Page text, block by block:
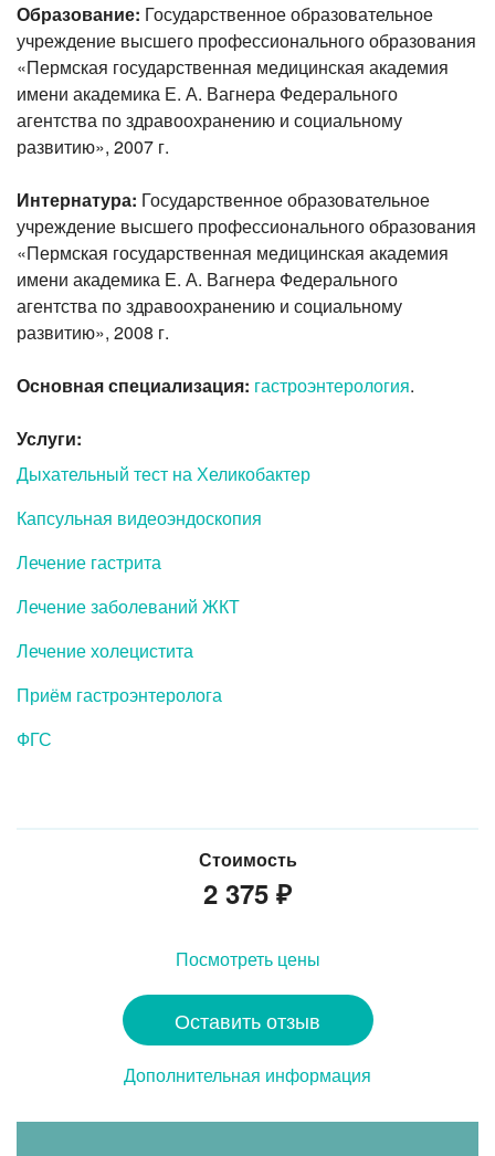
Образование: Государственное образовательное
учреждение высшего профессионального образования
«Пермская государственная медицинская академия
имени академика Е. А. Вагнера Федерального
агентства по здравоохранению и социальному
развитию», 2007 г.
Интернатура: Государственное образовательное
учреждение высшего профессионального образования
«Пермская государственная медицинская академия
имени академика Е. А. Вагнера Федерального
агентства по здравоохранению и социальному
развитию», 2008 г.
Основная специализация: гастроэнтерология.
Услуги:
Дыхательный тест на Хеликобактер
Капсульная видеоэндоскопия
Лечение гастрита
Лечение заболеваний ЖКТ
Лечение холецистита
Приём гастроэнтеролога
ФГС
Стоимость
2 375 ₽
Посмотреть цены
Оставить отзыв
Дополнительная информация